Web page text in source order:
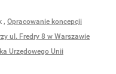
, Opracowanie koncepcji
ul. Fredry 8 w Warszawie
Urzędowego Unii